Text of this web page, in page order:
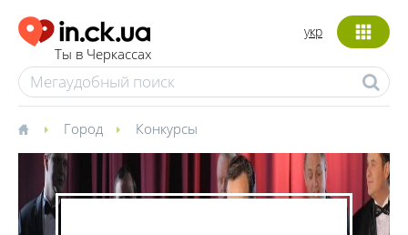
Ты в Черкассах
укр
Город Конкурсы